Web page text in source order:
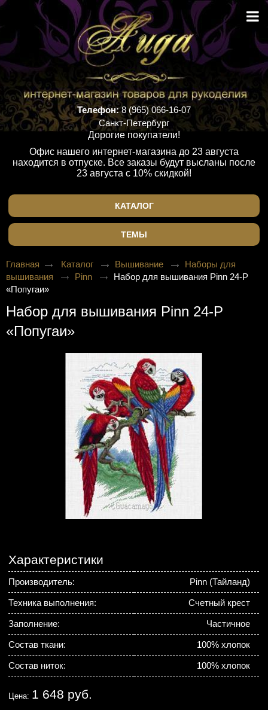
Телефон:8 (965) 066-16-07
Санкт-Петербург
Дорогие покупатели!
Офис нашего интернет-магазина до 23 августа
находится в отпуске. Все заказы будут высланы после
23 августа с 10% скидкой!
КАТАЛОГ
ТЕМЫ
Главная Каталог Вышивание
Наборы для
вышивания
Pinn
Набор для вышивания Pinn 24-P
«Попугаи»
Набор для вышивания Pinn 24-P
«Попугаи»
Характеристики
Производитель: Pinn (Тайланд)
Техника выполнения: Счетный крест
Заполнение: Частичное
Состав ткани: 100% хлопок
Состав ниток: 100% хлопок
Цена: 1 648 руб.